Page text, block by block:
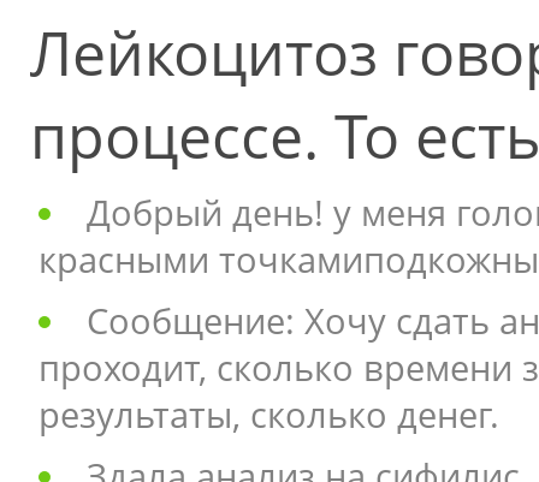
Лейкоцитоз
процессе. То
Добрый день! у меня
красными
Сообщение: Хочу сдать
проходит, сколько времени
результаты, сколько денег.